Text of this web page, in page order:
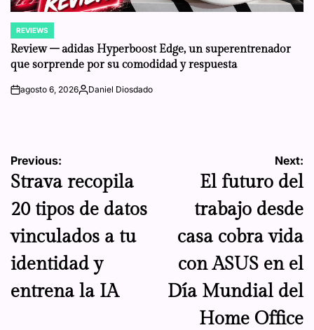
POSTED
IN
REVIEWS
Review – adidas Hyperboost Edge, un superentrenador
que sorprende por su comodidad y respuesta
onagosto 6, 2026Posted
Daniel Diosdado
Navegación
de
entradas
Previous:
Strava recopila
20 tipos de datos
vinculados a tu
identidad y
entrena la IA
Next:
El futuro del
trabajo desde
casa cobra vida
con ASUS en el
Día Mundial del
Home Office